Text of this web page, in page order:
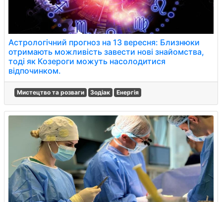
Астрологічний прогноз на 13 вересня: Близнюки
отримають можливість завести нові знайомства,
тоді як Козероги можуть насолодитися
відпочинком.
Мистецтво та розваги Зодіак Енергія